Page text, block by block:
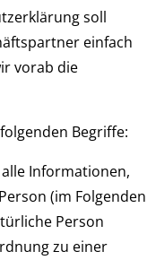
soll
einfach
vorab die
Begriffe:
Informationen,
(im Folgenden
Person
zu einer